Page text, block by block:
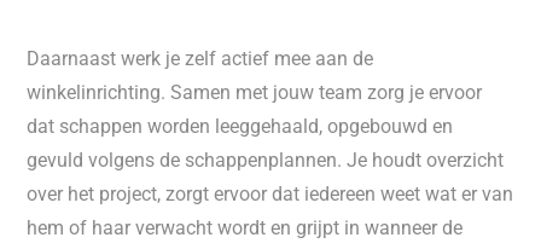
Daarnaast werk je zelf actief mee aan de
winkelinrichting. Samen met jouw team zorg je ervoor
dat schappen worden leeggehaald, opgebouwd en
gevuld volgens de schappenplannen. Je houdt overzicht
over het project, zorgt ervoor dat iedereen weet wat er van
hem of haar verwacht wordt en grijpt in wanneer de